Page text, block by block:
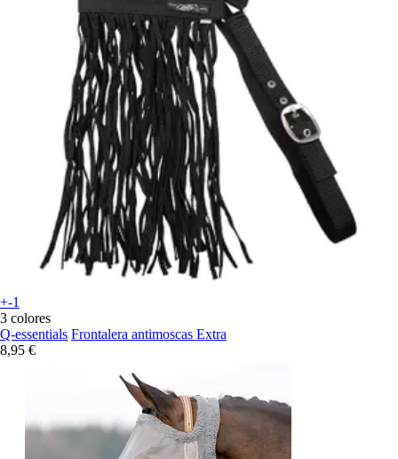
+-1
3 colores
Q-essentials Frontalera antimoscas Extra
8,95 €